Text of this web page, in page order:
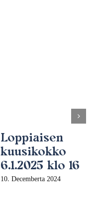
Loppiaisen
kuusikokko
6.1.2025 klo 16
10. Decemberta 2024